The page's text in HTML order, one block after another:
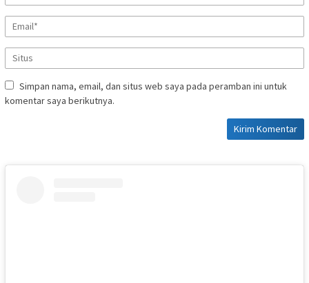
Simpan nama, email, dan situs web saya pada peramban ini untuk
komentar saya berikutnya.